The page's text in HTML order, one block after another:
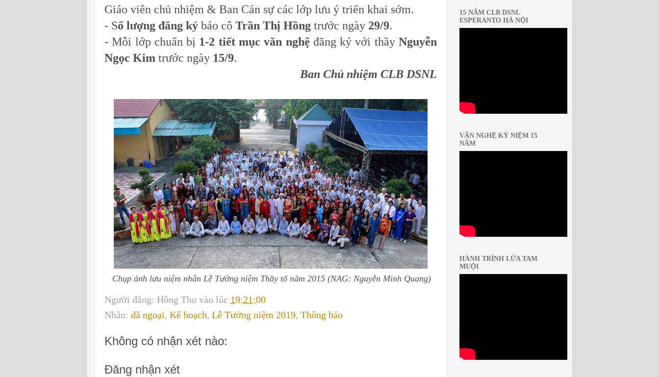
Giáo viên chủ nhiệm & Ban Cán sự các lớp lưu ý triển khai sớm.
- Số lượng đăng ký báo cô Trần Thị Hồng trước ngày 29/9.
- Mỗi lớp chuẩn bị 1-2 tiết mục văn nghệ đăng ký với thầyNguyễn
Ngọc Kim trước ngày 15/9.
Ban Chủ nhiệm CLB DSNL
Chụp ảnh lưu niệm nhân Lễ Tưởng niệm Thầy tổ năm 2015 (NAG: Nguyễn Minh Quang)
Người đăng: Hồng Thu vào lúc 19:21:00
Nhãn: dã ngoại, Kế hoạch, Lễ Tưởng niệm 2019, Thông báo
Không có nhận xét nào:
Đăng nhận xét
15 NĂM CLB DSNL
ESPERANTO HÀ NỘI
VĂN NGHỆ KỶ NIỆM 15
NĂM
HÀNH TRÌNH LỬA TAM
MUỘI